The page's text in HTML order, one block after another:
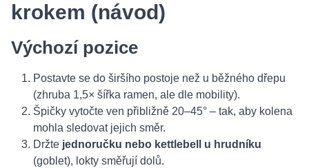
krokem (návod)
Výchozí pozice
Postavte se do širšího postoje než u běžného dřepu
(zhruba 1,5× šířka ramen, ale dle mobility).
Špičky vytočte ven přibližně 20–45° – tak, aby kolena
mohla sledovat jejich směr.
Držte jednoručku nebo kettlebell u hrudníku
(goblet), lokty směřují dolů.